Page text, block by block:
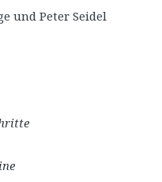
und Peter Seidel